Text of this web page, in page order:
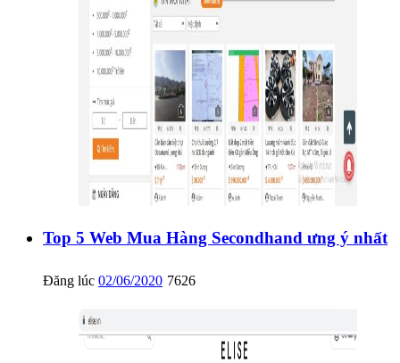
Top 5 Web Mua Hàng Secondhand ưng ý nhất
Đăng lúc 02/06/2020 7626